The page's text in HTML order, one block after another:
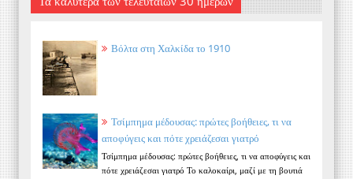
Βόλτα στη Χαλκίδα το 1910
Τσίμπημα μέδουσας: πρώτες βοήθειες, τι να
αποφύγεις και πότε χρειάζεσαι γιατρό
Τσίμπημα μέδουσας: πρώτες βοήθειες, τι να αποφύγεις και
πότε χρειάζεσαι γιατρό Το καλοκαίρι, μαζί με τη βουτιά